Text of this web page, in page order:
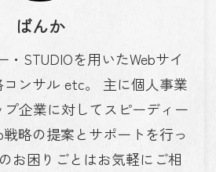
ばんか
・STUDIOを用いたWebサイ
コンサル etc。 主に個人事業
企業に対してスピーディー
略の提案とサポートを行っ
お困りごとはお気軽にご相